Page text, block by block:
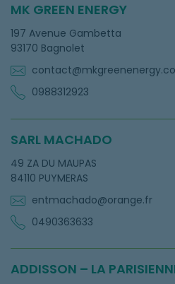
MK GREEN ENERGY
197 Avenue Gambetta
93170 Bagnolet
0988312923
SARL MACHADO
49 ZA DU MAUPAS
84110 PUYMERAS
entmachado@orange.fr
0490363633
ADDISSON – LA